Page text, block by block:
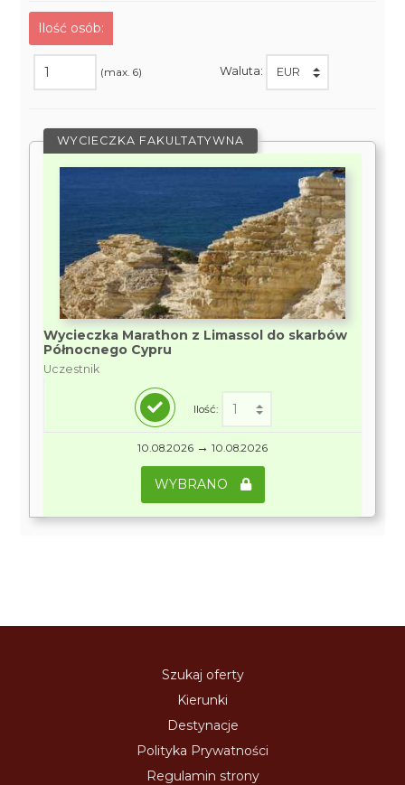
Ilość osób:
(max. 6) Waluta:
WYCIECZKA FAKULTATYWNA
Wycieczka Marathon z Limassol do skarbów
Północnego Cypru
Uczestnik
Ilość:
10.08.2026 → 10.08.2026
WYBRANO
Szukaj oferty
Kierunki
Destynacje
Polityka Prywatności
Regulamin strony